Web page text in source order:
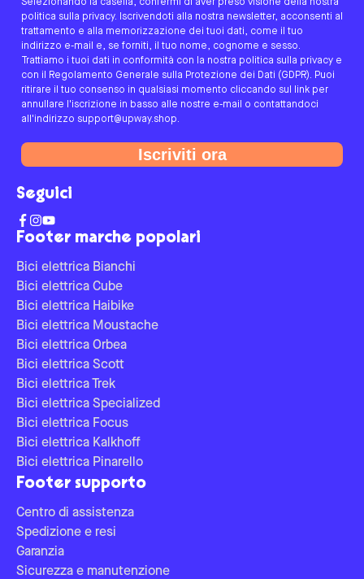
Footer marche popolari
Bici elettrica Bianchi
Bici elettrica Cube
Bici elettrica Haibike
Bici elettrica Moustache
Bici elettrica Orbea
Bici elettrica Scott
Bici elettrica Trek
Bici elettrica Specialized
Bici elettrica Focus
Bici elettrica Kalkhoff
Bici elettrica Pinarello
Footer supporto
Centro di assistenza
Spedizione e resi
Garanzia
Sicurezza e manutenzione
Selezionando la casella, confermi di aver preso visione della nostra
politica sulla privacy. Iscrivendoti alla nostra newsletter, acconsenti al
trattamento e alla memorizzazione dei tuoi dati, come il tuo
indirizzo e-mail e, se forniti, il tuo nome, cognome e sesso.
Trattiamo i tuoi dati in conformità con la nostra politica sulla privacy e
con il Regolamento Generale sulla Protezione dei Dati (GDPR). Puoi
ritirare il tuo consenso in qualsiasi momento cliccando sul link per
annullare l'iscrizione in basso alle nostre e-mail o contattandoci
all'indirizzo support@upway.shop.
Iscriviti ora
Seguici